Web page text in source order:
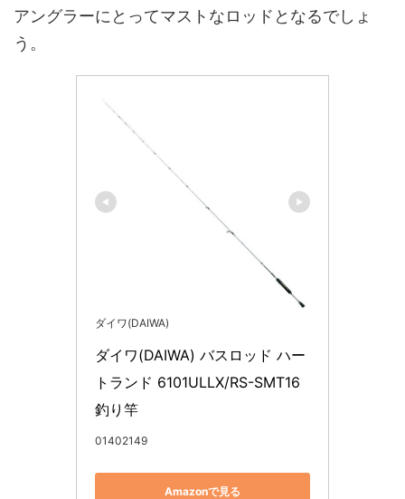
アングラーにとってマストなロッドとなるでしょ
う。
ダイワ(DAIWA)
ダイワ(DAIWA) バスロッド ハー
トランド 6101ULLX/RS-SMT16
釣り竿
01402149
Amazonで見る